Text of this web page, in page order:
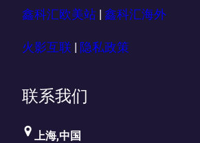
鑫科汇欧美站 鑫科汇海外
火影互联 | 隐私政策
联系我们
上海,中国